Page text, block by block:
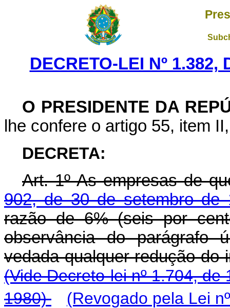
DECRETO-LEI Nº 1.382,
O PRESIDENTE DA
lhe confere o artigo 55, item
DECRETA:
Art. 1º As empresas de
902, de 30 de setembro de
razão de 6% (seis por
observância do parágrafo
vedada qualquer redução
(Vide Decreto-lei nº 1.704, de
1980)
(Revogado pela Lei